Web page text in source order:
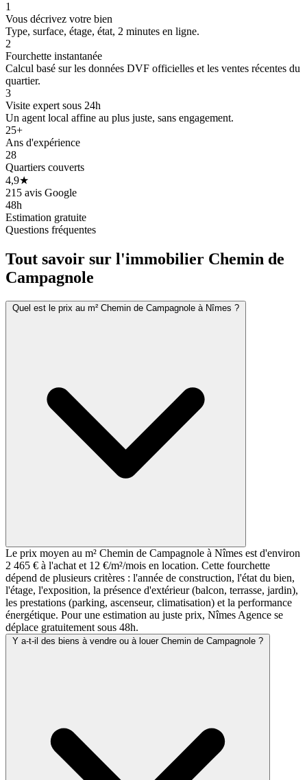
1
Vous décrivez votre bien
Type, surface, étage, état, 2 minutes en ligne.
2
Fourchette instantanée
Calcul basé sur les données DVF officielles et les ventes récentes du
quartier.
3
Visite expert sous 24h
Un agent local affine au plus juste, sans engagement.
25+
Ans d'expérience
28
Quartiers couverts
4,9★
215 avis Google
48h
Estimation gratuite
Questions fréquentes
Tout savoir sur l'immobilier Chemin de
Campagnole
Quel est le prix au m² Chemin de Campagnole à Nîmes ?
Le prix moyen au m² Chemin de Campagnole à Nîmes est d'environ
2 465 € à l'achat et 12 €/m²/mois en location. Cette fourchette
dépend de plusieurs critères : l'année de construction, l'état du bien,
l'étage, l'exposition, la présence d'extérieur (balcon, terrasse, jardin),
les prestations (parking, ascenseur, climatisation) et la performance
énergétique. Pour une estimation au juste prix, Nîmes Agence se
déplace gratuitement sous 48h.
Y a-t-il des biens à vendre ou à louer Chemin de Campagnole ?